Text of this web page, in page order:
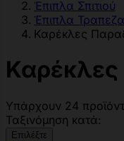
Έπιπλα Σπιτιού
Έπιπλα
Καρέκλες
Υπάρχουν 24
Ταξινόμηση κατά:
Επιλέξτε